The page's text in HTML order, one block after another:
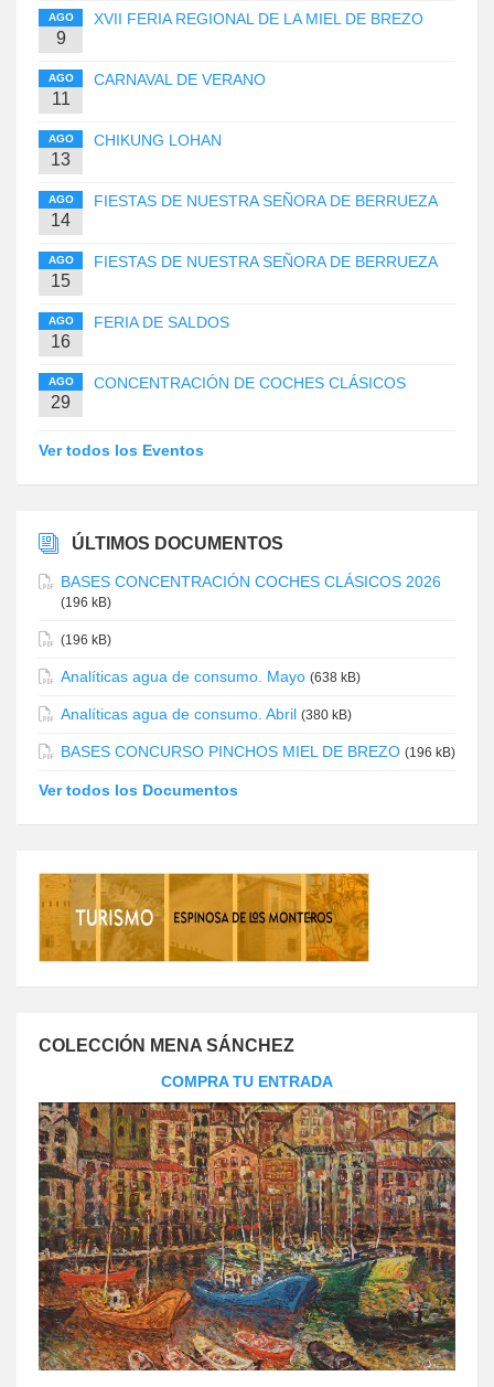
AGO
9
XVII FERIA REGIONAL DE LA MIEL DE BREZO
AGO
11
CARNAVAL DE VERANO
AGO
13
CHIKUNG LOHAN
AGO
14
FIESTAS DE NUESTRA SEÑORA DE BERRUEZA
AGO
15
FIESTAS DE NUESTRA SEÑORA DE BERRUEZA
AGO
16
FERIA DE SALDOS
AGO
29
CONCENTRACIÓN DE COCHES CLÁSICOS
Ver todos los Eventos
ÚLTIMOS DOCUMENTOS
BASES CONCENTRACIÓN COCHES CLÁSICOS 2026
(196 kB)
(196 kB)
Analíticas agua de consumo. Mayo (638 kB)
Analíticas agua de consumo. Abril (380 kB)
BASES CONCURSO PINCHOS MIEL DE BREZO (196 kB)
Ver todos los Documentos
COLECCIÓN MENA SÁNCHEZ
COMPRA TU ENTRADA